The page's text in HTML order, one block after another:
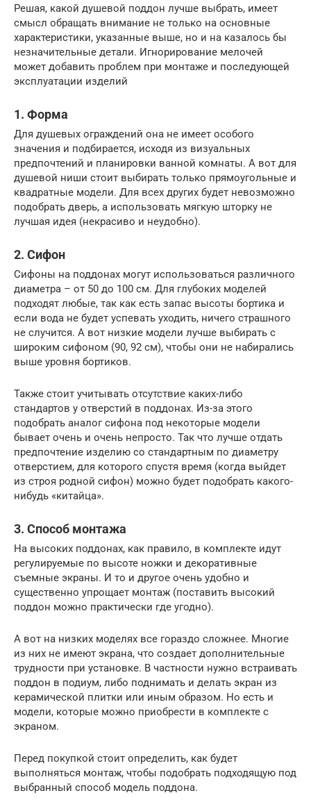
Решая, какой душевой поддон лучше выбрать, имеет
смысл обращать внимание не только на основные
характеристики, указанные выше, но и на казалось бы
незначительные детали. Игнорирование мелочей
может добавить проблем при монтаже и последующей
эксплуатации изделий
1. Форма
Для душевых ограждений она не имеет особого
значения и подбирается, исходя из визуальных
предпочтений и планировки ванной комнаты. А вот для
душевой ниши стоит выбирать только прямоугольные и
квадратные модели. Для всех других будет невозможно
подобрать дверь, а использовать мягкую шторку не
лучшая идея (некрасиво и неудобно).
2. Сифон
Сифоны на поддонах могут использоваться различного
диаметра – от 50 до 100 см. Для глубоких моделей
подходят любые, так как есть запас высоты бортика и
если вода не будет успевать уходить, ничего страшного
не случится. А вот низкие модели лучше выбирать с
широким сифоном (90, 92 см), чтобы они не набирались
выше уровня бортиков.
Также стоит учитывать отсутствие каких-либо
стандартов у отверстий в поддонах. Из-за этого
подобрать аналог сифона под некоторые модели
бывает очень и очень непросто. Так что лучше отдать
предпочтение изделию со стандартным по диаметру
отверстием, для которого спустя время (когда выйдет
из строя родной сифон) можно будет подобрать какого-
нибудь «китайца».
3. Способ монтажа
На высоких поддонах, как правило, в комплекте идут
регулируемые по высоте ножки и декоративные
съемные экраны. И то и другое очень удобно и
существенно упрощает монтаж (поставить высокий
поддон можно практически где угодно).
А вот на низких моделях все гораздо сложнее. Многие
из них не имеют экрана, что создает дополнительные
трудности при установке. В частности нужно встраивать
поддон в подиум, либо поднимать и делать экран из
керамической плитки или иным образом. Но есть и
модели, которые можно приобрести в комплекте с
экраном.
Перед покупкой стоит определить, как будет
выполняться монтаж, чтобы подобрать подходящую под
выбранный способ модель поддона.